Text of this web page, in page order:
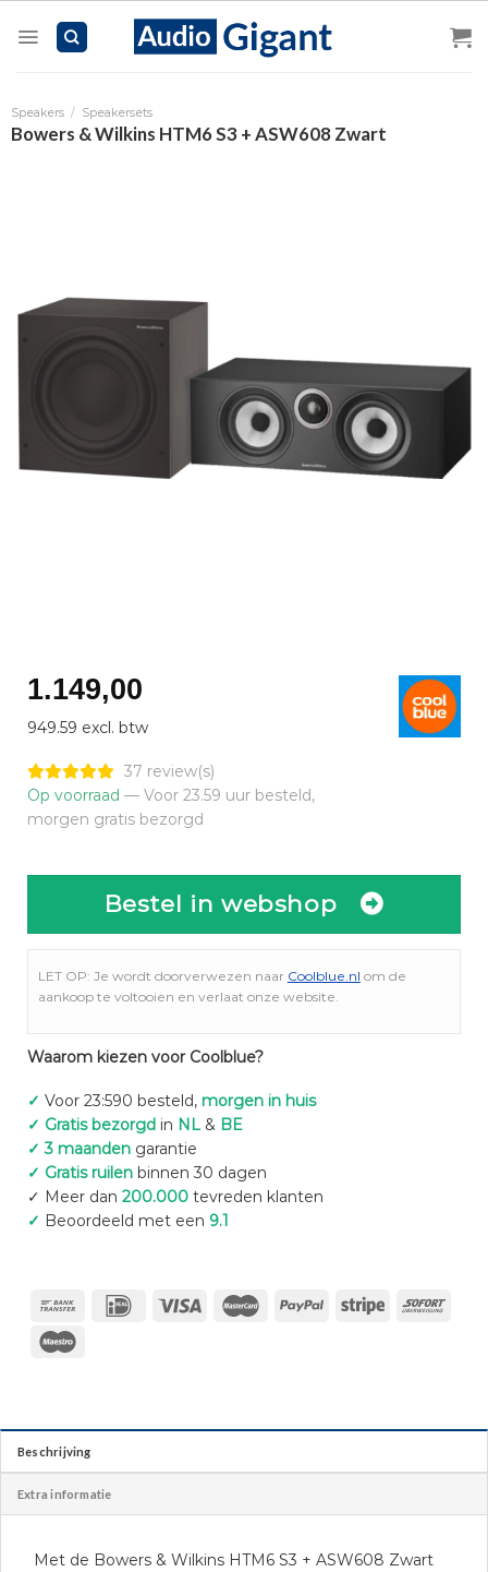
Speakers / Speakersets
Bowers & Wilkins HTM6 S3 + ASW608 Zwart
1.149,00
949.59 excl. btw
37 review(s)
Op voorraad — Voor 23.59 uur besteld,
morgen gratis bezorgd
Bestel in webshop
LET OP: Je wordt doorverwezen naar Coolblue.nl om de
aankoop te voltooien en verlaat onze website.
Waarom kiezen voor Coolblue?
✓ Voor 23:590 besteld, morgen in huis
✓ Gratis bezorgd in NL& BE
✓ 3 maanden garantie
✓ Gratis ruilenbinnen 30 dagen
✓ Meer dan 200.000tevreden klanten
✓ Beoordeeld met een 9.1
Beschrijving
Extra informatie
Met de Bowers & Wilkins HTM6 S3 + ASW608 Zwart